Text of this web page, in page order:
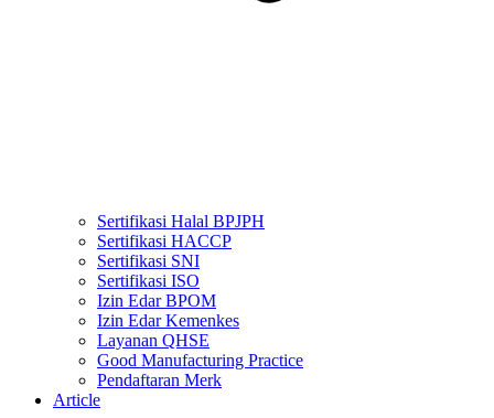
Sertifikasi Halal BPJPH
Sertifikasi HACCP
Sertifikasi SNI
Sertifikasi ISO
Izin Edar BPOM
Izin Edar Kemenkes
Layanan QHSE
Good Manufacturing Practice
Pendaftaran Merk
Article